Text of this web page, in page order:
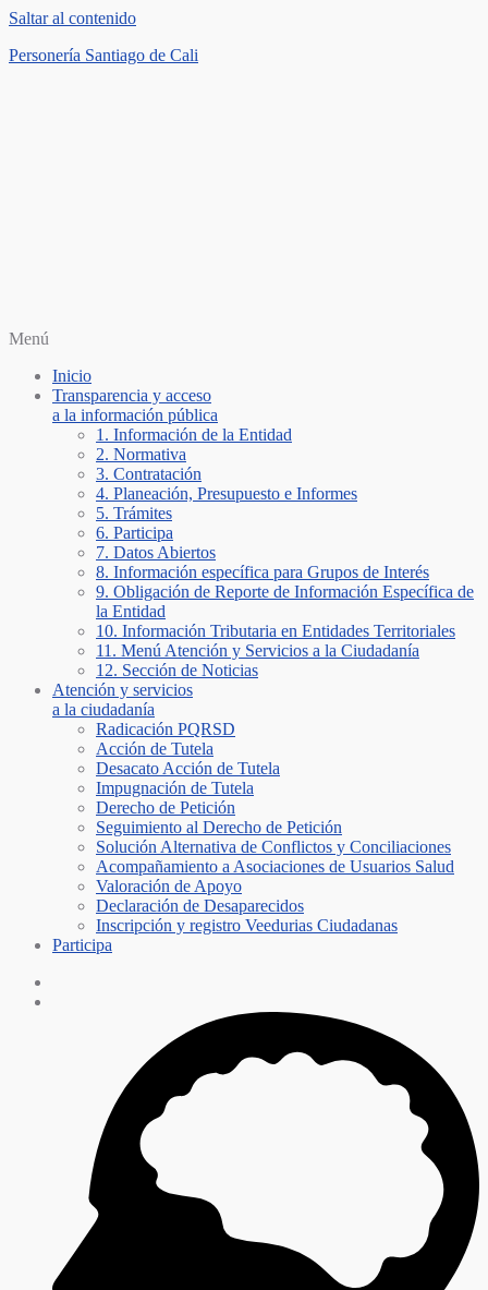
Saltar al contenido
Personería Santiago de Cali
Menú
Inicio
Transparencia y acceso
a la información pública
1. Información de la Entidad
2. Normativa
3. Contratación
4. Planeación, Presupuesto e Informes
5. Trámites
6. Participa
7. Datos Abiertos
8. Información específica para Grupos de Interés
9. Obligación de Reporte de Información Específica de
la Entidad
10. Información Tributaria en Entidades Territoriales
11. Menú Atención y Servicios a la Ciudadanía
12. Sección de Noticias
Atención y servicios
a la ciudadanía
Radicación PQRSD
Acción de Tutela
Desacato Acción de Tutela
Impugnación de Tutela
Derecho de Petición
Seguimiento al Derecho de Petición
Solución Alternativa de Conflictos y Conciliaciones
Acompañamiento a Asociaciones de Usuarios Salud
Valoración de Apoyo
Declaración de Desaparecidos
Inscripción y registro Veedurias Ciudadanas
Participa